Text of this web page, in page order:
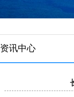
资讯中心